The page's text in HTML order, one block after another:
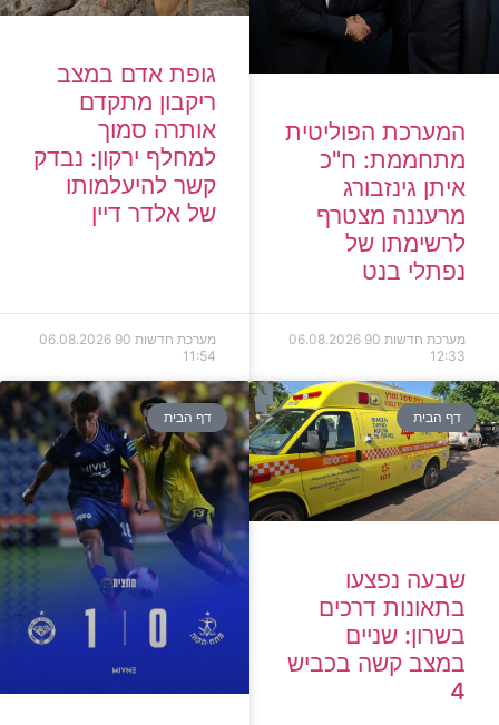
המערכת הפוליטית
מתחממת: ח"כ
איתן גינזבורג
מרעננה מצטרף
לרשימתו של
נפתלי בנט
מערכת חדשות 90
06.08.2026
12:33
גופת אדם במצב
ריקבון מתקדם
אותרה סמוך
למחלף ירקון: נבדק
קשר להיעלמותו
של אלדר דיין
מערכת חדשות 90
06.08.2026
11:54
דף הבית
שבעה נפצעו
בתאונות דרכים
בשרון: שניים
במצב קשה בכביש
4
דף הבית